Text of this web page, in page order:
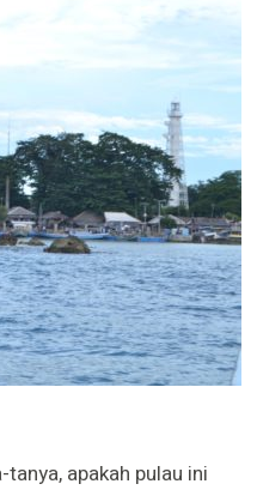
apakah pulau ini